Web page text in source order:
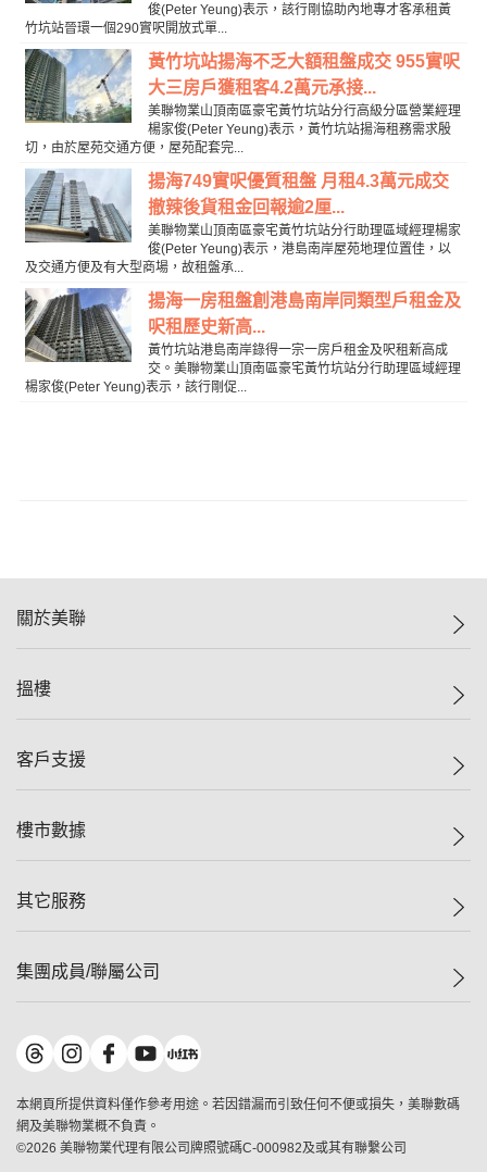
俊(Peter Yeung)表示，該行剛協助內地專才客承租黃
竹坑站晉環一個290實呎開放式單...
黃竹坑站揚海不乏大額租盤成交 955實呎
大三房戶獲租客4.2萬元承接...
美聯物業山頂南區豪宅黃竹坑站分行高級分區營業經理
楊家俊(Peter Yeung)表示，黃竹坑站揚海租務需求殷
切，由於屋苑交通方便，屋苑配套完...
揚海749實呎優質租盤 月租4.3萬元成交
撤辣後貨租金回報逾2厘...
美聯物業山頂南區豪宅黃竹坑站分行助理區域經理楊家
俊(Peter Yeung)表示，港島南岸屋苑地理位置佳，以
及交通方便及有大型商場，故租盤承...
揚海一房租盤創港島南岸同類型戶租金及
呎租歷史新高...
黃竹坑站港島南岸錄得一宗一房戶租金及呎租新高成
交。美聯物業山頂南區豪宅黃竹坑站分行助理區域經理
楊家俊(Peter Yeung)表示，該行剛促...
關於美聯
美聯集團
人才招募
搵樓
一手新盤
減價
美聯豪宅
獨家樓盤
租盤
客戶支援
自助放盤
查詢熱線
按揭計算機
負擔能力計算機
轉按計算機
繳款方式
樓市數據
樓價指數
歷史成交
屋苑成交排行榜
地區百科
其它服務
屋苑專頁
美聯精英會
美善會
地產代理管理協會
集團成員/聯屬公司
美聯物業
鋑聯控股*
美聯工商舖*
美聯中國
美聯澳門
本網頁所提供資料僅作參考用途。若因錯漏而引致任何不便或損失，美聯數碼
網及美聯物業概不負責。
©2026 美聯物業代理有限公司牌照號碼C-000982及或其有聯繫公司